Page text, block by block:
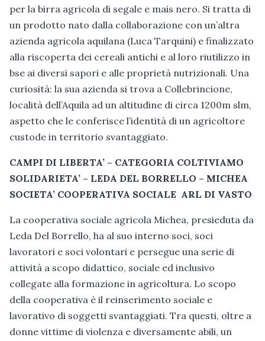
per la birra agricola di segale e mais nero. Si tratta di
un prodotto nato dalla collaborazione con un’altra
azienda agricola aquilana (Luca Tarquini) e finalizzato
alla riscoperta dei cereali antichi e al loro riutilizzo in
bse ai diversi sapori e alle proprietà nutrizionali. Una
curiosità: la sua azienda si trova a Collebrincione,
località dell’Aquila ad un altitudine di circa 1200m slm,
aspetto che le conferisce l’identità di un agricoltore
custode in territorio svantaggiato.
CAMPI DI LIBERTA’ – CATEGORIA COLTIVIAMO
SOLIDARIETA’ – LEDA DEL BORRELLO – MICHEA
SOCIETA’ COOPERATIVA SOCIALE ARL DI VASTO
La cooperativa sociale agricola Michea, presieduta da
Leda Del Borrello, ha al suo interno soci, soci
lavoratori e soci volontari e persegue una serie di
attività a scopo didattico, sociale ed inclusivo
collegate alla formazione in agricoltura. Lo scopo
della cooperativa è il reinserimento sociale e
lavorativo di soggetti svantaggiati. Tra questi, oltre a
donne vittime di violenza e diversamente abili, un